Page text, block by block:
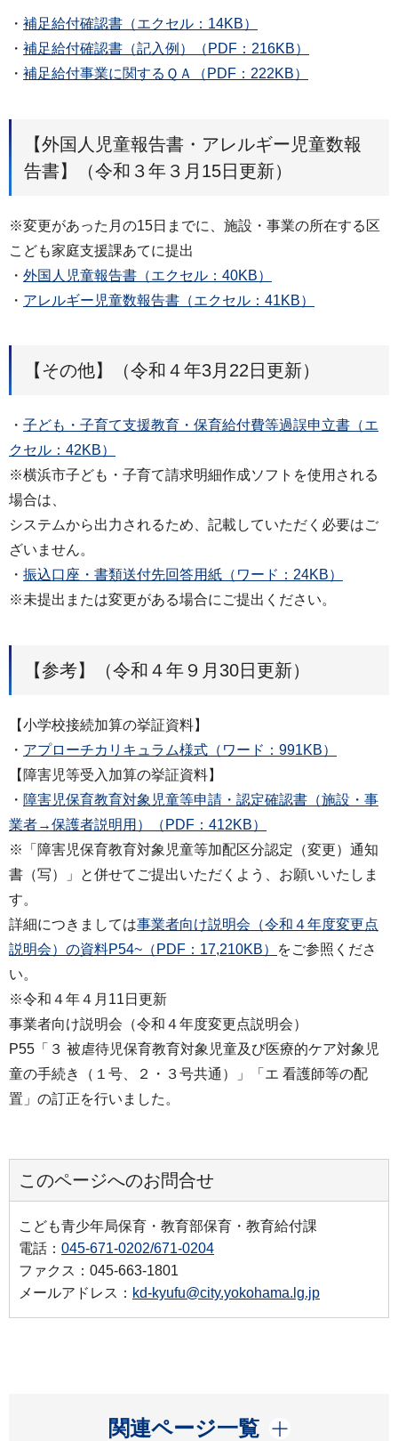
・ 補足給付確認書（エクセル：14KB）
・ 補足給付確認書（記入例）（PDF：216KB）
・ 補足給付事業に関するＱＡ（PDF：222KB）
【外国人児童報告書・アレルギー児童数報
告書】（令和３年３月15日更新）
※変更があった月の15日までに、施設・事業の所在する区
こども家庭支援課あてに提出
・ 外国人児童報告書（エクセル：40KB）
・ アレルギー児童数報告書（エクセル：41KB）
【その他】（令和４年3月22日更新）
・ 子ども・子育て支援教育・保育給付費等過誤申立書（エ
クセル：42KB）
※横浜市子ども・子育て請求明細作成ソフトを使用される
場合は、
システムから出力されるため、記載していただく必要はご
ざいません。
・ 振込口座・書類送付先回答用紙（ワード：24KB）
※未提出または変更がある場合にご提出ください。
【参考】（令和４年９月30日更新）
【小学校接続加算の挙証資料】
・ アプローチカリキュラム様式（ワード：991KB）
【障害児等受入加算の挙証資料】
・ 障害児保育教育対象児童等申請・認定確認書（施設・事
業者→保護者説明用）（PDF：412KB）
※「障害児保育教育対象児童等加配区分認定（変更）通知
書（写）」と併せてご提出いただくよう、お願いいたしま
す。
詳細につきましては事業者向け説明会（令和４年度変更点
説明会）の資料P54~（PDF：17,210KB）
をご参照くださ
い。
※令和４年４月11日更新
事業者向け説明会（令和４年度変更点説明会）
P55「３ 被虐待児保育教育対象児童及び医療的ケア対象児
童の手続き（１号、２・３号共通）」「エ 看護師等の配
置」の訂正を行いました。
このページへのお問合せ
こども青少年局保育・教育部保育・教育給付課
電話： 045-671-0202/671-0204
ファクス：045-663-1801
メールアドレス： kd-kyufu@city.yokohama.lg.jp
関連ページ一覧
開く